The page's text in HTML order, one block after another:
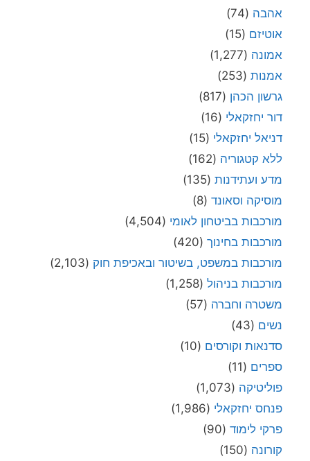
אהבה (74)
אוטיזם (15)
אמונה (1,277)
אמנות (253)
גרשון הכהן (817)
דור יחזקאלי (16)
דניאל יחזקאלי (15)
ללא קטגוריה (162)
מדע ועתידנות (135)
מוסיקה וסאונד (8)
מורכבות בביטחון לאומי (4,504)
מורכבות בחינוך (420)
מורכבות במשפט, בשיטור ובאכיפת חוק (2,103)
מורכבות בניהול (1,258)
משטרה וחברה (57)
נשים (43)
סדנאות וקורסים (10)
ספרים (11)
פוליטיקה (1,073)
פנחס יחזקאלי (1,986)
פרקי לימוד (90)
קורונה (150)